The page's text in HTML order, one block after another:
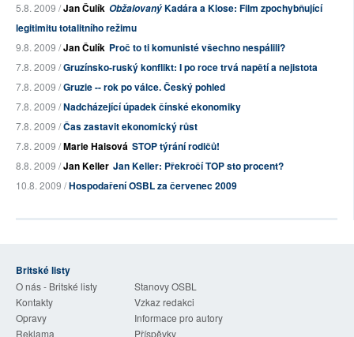
5.8. 2009 /Jan Čulík ObžalovanýKadára a Klose: Film zpochybňující
legitimitu totalitního režimu
9.8. 2009 /Jan Čulík Proč to ti komunisté všechno nespálili?
7.8. 2009 /Gruzínsko-ruský konflikt: I po roce trvá napětí a nejistota
7.8. 2009 /Gruzie -- rok po válce. Český pohled
7.8. 2009 /Nadcházející úpadek čínské ekonomiky
7.8. 2009 /Čas zastavit ekonomický růst
7.8. 2009 /Marie Haisová STOP týrání rodičů!
8.8. 2009 /Jan Keller Jan Keller: Překročí TOP sto procent?
10.8. 2009 /Hospodaření OSBL za červenec 2009
Britské listy
O nás - Britské listy
Stanovy OSBL
Kontakty
Vzkaz redakci
Opravy
Informace pro autory
Reklama
Příspěvky